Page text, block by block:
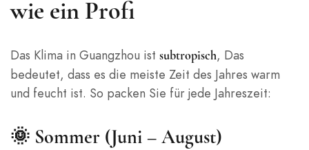
wie ein Profi
Das Klima in Guangzhou ist subtropisch, Das
bedeutet, dass es die meiste Zeit des Jahres warm
und feucht ist. So packen Sie für jede Jahreszeit:
🌞 Sommer (Juni – August)